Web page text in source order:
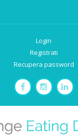
Login
Registrati
Recupera password